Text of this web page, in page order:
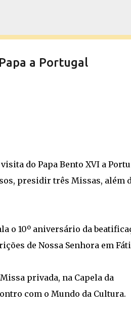
a Portugal
do Papa Bento XVI a
presidir três Missas, além
o 10º aniversário da
de Nossa Senhora em
privada, na Capela da
com o Mundo da Cultura.